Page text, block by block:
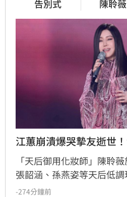
告別式 陳聆薇
江蕙崩潰爆哭摯友逝世
「天后御用化妝師」陳聆
張韶涵、孫燕姿等天后低
在國外無法出席，委託經紀
-274分鐘前